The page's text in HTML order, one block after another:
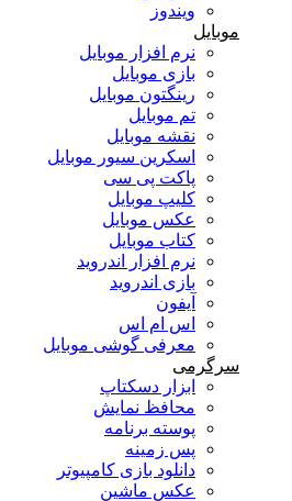
ویندوز
موبایل
نرم افزار موبایل
بازی موبایل
رینگتون موبایل
تم موبایل
نقشه موبایل
اسکرین سیور موبایل
پاکت پی سی
کلیپ موبایل
عکس موبایل
کتاب موبایل
نرم افزار اندروید
بازی اندروید
آیفون
اس ام اس
معرفی گوشی موبایل
سرگرمی
ابزار دسکتاپ
محافظ نمایش
پوسته برنامه
پس زمینه
دانلود بازی کامپیوتر
عکس ماشین